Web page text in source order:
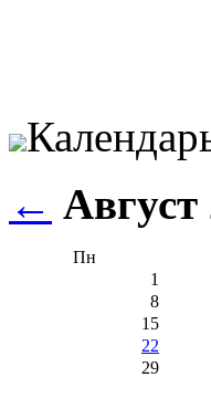
← Август
Пн
1
8
15
22
29